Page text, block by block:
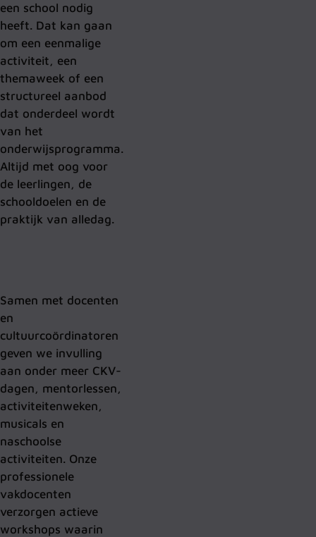
een school nodig
heeft. Dat kan gaan
om een eenmalige
activiteit, een
themaweek of een
structureel aanbod
dat onderdeel wordt
van het
onderwijsprogramma.
Altijd met oog voor
de leerlingen, de
schooldoelen en de
praktijk van alledag.
Samen met docenten
en
cultuurcoördinatoren
geven we invulling
aan onder meer CKV-
dagen, mentorlessen,
activiteitenweken,
musicals en
naschoolse
activiteiten. Onze
professionele
vakdocenten
verzorgen actieve
workshops waarin